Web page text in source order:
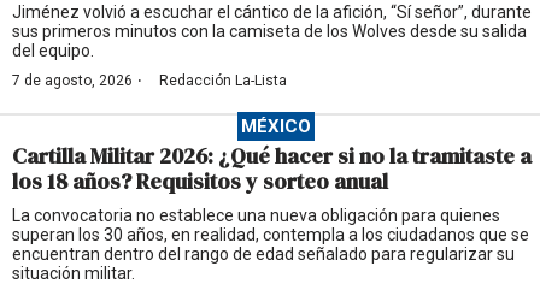
Jiménez volvió a escuchar el cántico de la afición, “Sí señor”, durante
sus primeros minutos con la camiseta de los Wolves desde su salida
del equipo.
7 de agosto, 2026 · Redacción La-Lista
MÉXICO
Cartilla Militar 2026: ¿Qué hacer si no la tramitaste a
los 18 años? Requisitos y sorteo anual
La convocatoria no establece una nueva obligación para quienes
superan los 30 años, en realidad, contempla a los ciudadanos que se
encuentran dentro del rango de edad señalado para regularizar su
situación militar.